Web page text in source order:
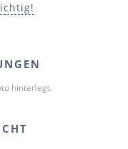
hinterlegt.